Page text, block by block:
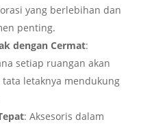
yang berlebihan dan
penting.
dengan Cermat:
setiap ruangan akan
letaknya mendukung
: Aksesoris dalam